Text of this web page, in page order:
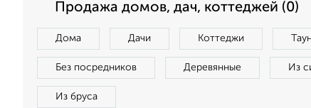
Продажа домов, дач, коттеджей (0)
Дома Дачи Коттеджи
Без посредников Деревянные Из
Из бруса